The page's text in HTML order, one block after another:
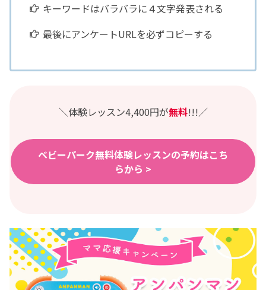
キーワードはバラバラに４文字発表される
最後にアンケートURLを必ずコピーする
＼体験レッスン4,400円が無料!!!／
ベビーパーク無料体験レッスンの予約はこち
らから >